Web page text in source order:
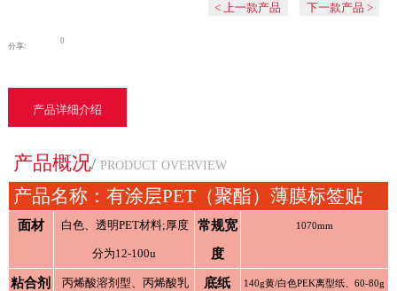
< 上一款产品 下一款产品 >
分享:
0
产品详细介绍
产品概况/ PRODUCT OVERVIEW
产品名称：有涂层PET（聚酯）薄膜标签贴
面材 白色、透明PET材料;厚度
分为12-100u
常规宽
度
1070mm
粘合剂 丙烯酸溶剂型、丙烯酸乳 底纸 140g黄/白色PEK离型纸、60-80g